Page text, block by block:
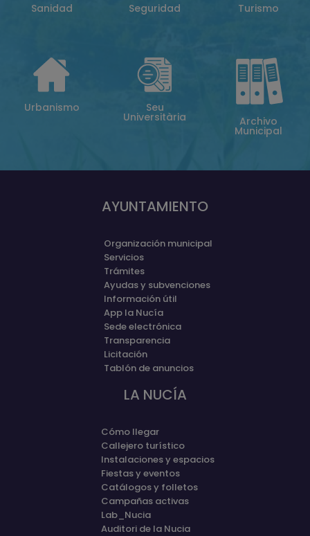
Sanidad Seguridad Turismo
Urbanismo Seu
Universitària Archivo
Municipal
AYUNTAMIENTO
Organización municipal
Servicios
Trámites
Ayudas y subvenciones
Información útil
App la Nucía
Sede electrónica
Transparencia
Licitación
Tablón de anuncios
LA NUCÍA
Cómo llegar
Callejero turístico
Instalaciones y espacios
Fiestas y eventos
Catálogos y folletos
Campañas activas
Lab_Nucia
Auditori de la Nucia